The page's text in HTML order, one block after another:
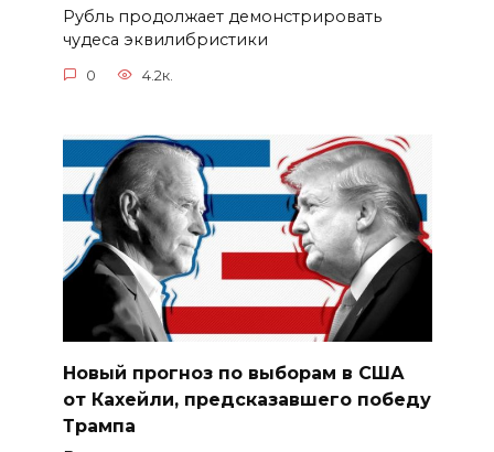
Рубль продолжает демонстрировать
чудеса эквилибристики
0 4.2к.
Новый прогноз по выборам в США
от Кахейли, предсказавшего победу
Трампа